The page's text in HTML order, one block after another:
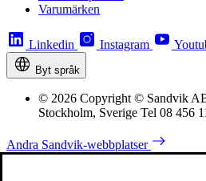
Varumärken
Linkedin Instagram
Byt språk
© 2026 Copyright © Sandvik
Stockholm, Sverige Tel 08 456
Andra Sandvik-webbplatser